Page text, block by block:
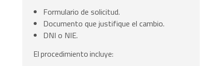
Formulario de solicitud.
Documento que justifique el cambio.
DNI o NIE.
El procedimiento incluye: